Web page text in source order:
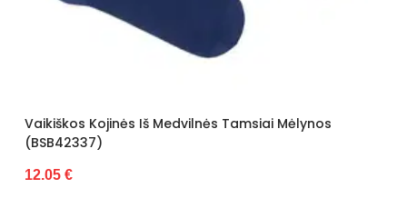
Vaikiškos Kojinės Iš Medvilnės Tamsiai Mėlynos
(BSB42337)
12.05 €